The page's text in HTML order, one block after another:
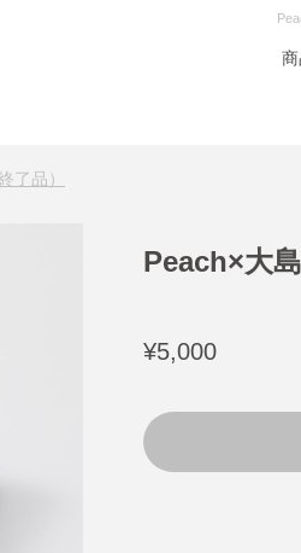
了品）
Peach×大
¥5,000